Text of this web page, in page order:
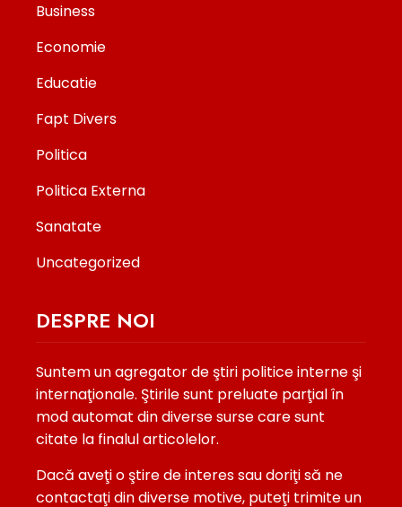
Business
Economie
Educatie
Fapt Divers
Politica
Politica Externa
Sanatate
Uncategorized
DESPRE NOI
Suntem un agregator de ştiri politice interne şi
internaţionale. Ştirile sunt preluate parţial în
mod automat din diverse surse care sunt
citate la finalul articolelor.
Dacă aveţi o ştire de interes sau doriţi să ne
contactaţi din diverse motive, puteţi trimite un